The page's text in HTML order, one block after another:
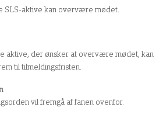
SLS-aktive kan overvære mødet.
aktive, der ønsker at overvære mødet, kan
til tilmeldingsfristen.
vil fremgå af fanen ovenfor.